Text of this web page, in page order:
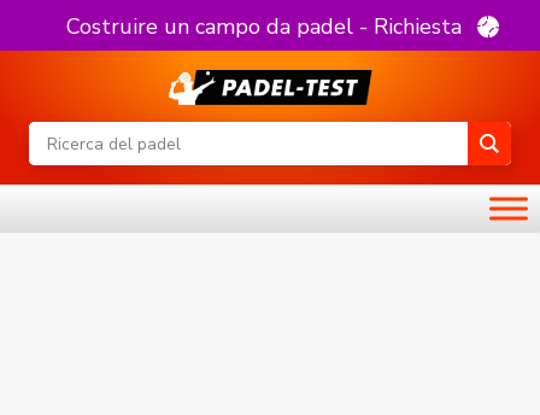
Costruire un campo da padel - Richiesta